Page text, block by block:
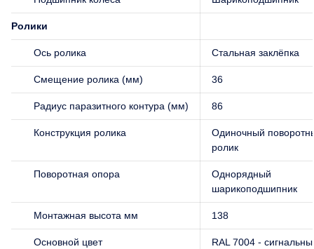
Ролики
Ось ролика Стальная заклёпка
Смещение ролика (мм) 36
Радиус паразитного контура (мм) 86
Конструкция ролика
Одиночный
ролик
Поворотная опора
Однорядный
шарикоподшипник
Монтажная высота мм 138
Основной цвет
RAL 7004 -